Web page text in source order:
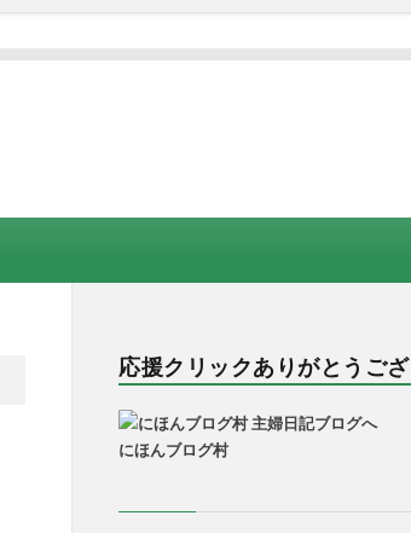
応援クリックありがとうご
にほんブログ村